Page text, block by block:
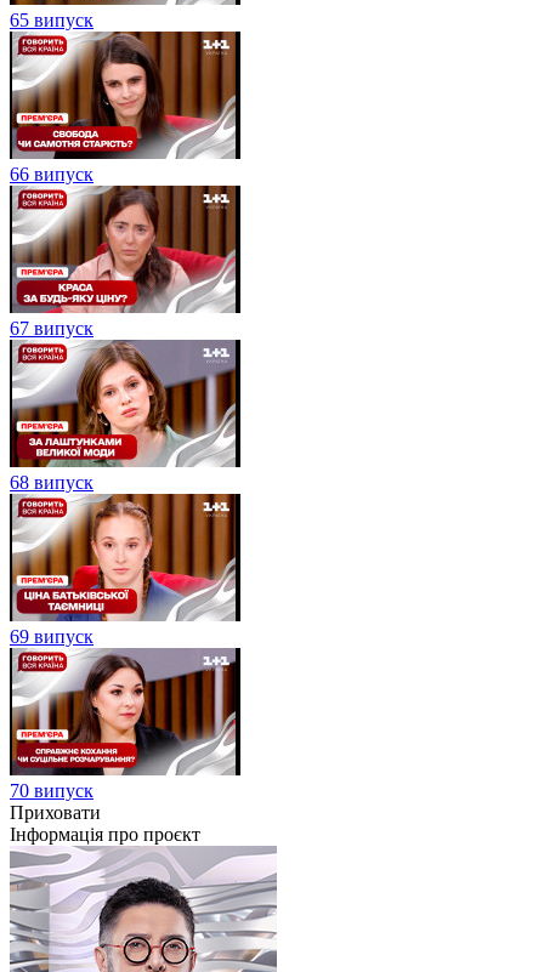
65 випуск
66 випуск
67 випуск
68 випуск
69 випуск
70 випуск
Приховати
Інформація про проєкт